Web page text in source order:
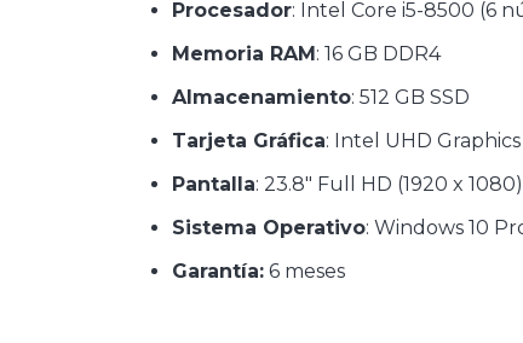
Procesador: Intel Core i5-8500 (6
Memoria RAM: 16 GB DDR4
Almacenamiento: 512 GB SSD
Tarjeta Gráfica: Intel UHD
Pantalla: 23.8″ Full HD (1920 x
Sistema Operativo: Windows 10
Garantía: 6 meses